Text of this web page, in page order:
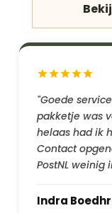
"Goede
pakketje was
helaas had ik
Contact
PostNL weinig
Indra